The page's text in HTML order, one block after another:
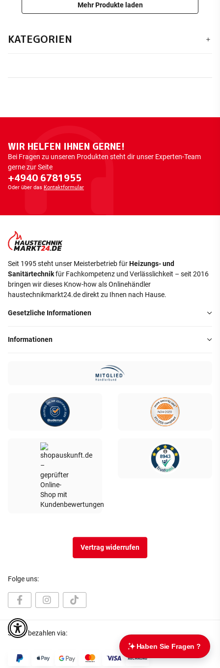
Mehr Produkte laden
KATEGORIEN
WIR HELFEN IHNEN GERNE!
Bei Fragen zu unseren Produkten steht dir unser Experten-Team
gerne zur Seite
+4940 6781955
Oder über das Kontaktformular
Seit 1995 steht unser Meisterbetrieb fürHeizungs- und
Sanitärtechnikfür Fachkompetenz und Verlässlichkeit – seit 2016
bringen wir dieses Know-how als Onlinehändler
haustechnikmarkt24.de direkt zu Ihnen nach Hause.
Gesetzliche Informationen
Informationen
Vertrag widerrufen
Folge uns:
Sicher bezahlen via: